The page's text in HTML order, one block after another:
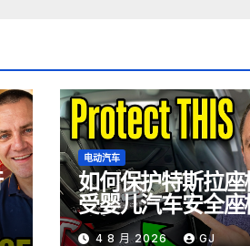
电动汽车
如何保护特斯拉座
受婴儿汽车安全座
磨损
4 8 月 2026 GJ